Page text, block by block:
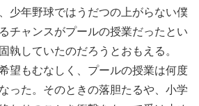
少年野球ではうだつの上がらない僕
チャンスがプールの授業だったとい
執していたのだろうとおもえる。
望もむなしく、プールの授業は何度
った。そのときの落胆たるや、小学